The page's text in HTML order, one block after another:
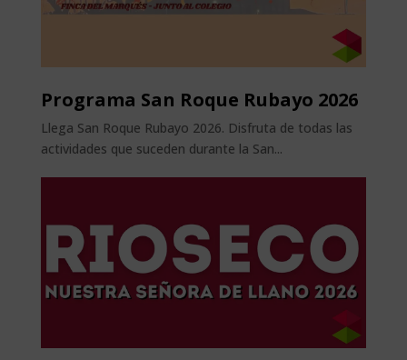
Programa San Roque Rubayo 2026
Llega San Roque Rubayo 2026. Disfruta de todas las
actividades que suceden durante la San...